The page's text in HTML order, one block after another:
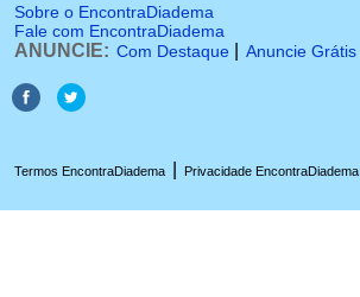
Sobre o EncontraDiadema
Fale com EncontraDiadema
ANUNCIE: Com Destaque Anuncie Grátis
Termos EncontraDiadema Privacidade EncontraDiadema